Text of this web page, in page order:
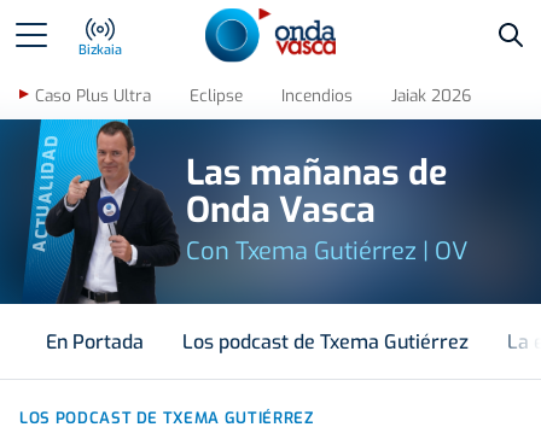
Bizkaia
Caso Plus Ultra Eclipse Incendios Jaiak 2026
ACTUALIDAD
Las mañanas de
Onda Vasca
Con Txema Gutiérrez | OV
En Portada Los podcast de Txema Gutiérrez La
LOS PODCAST DE TXEMA GUTIÉRREZ